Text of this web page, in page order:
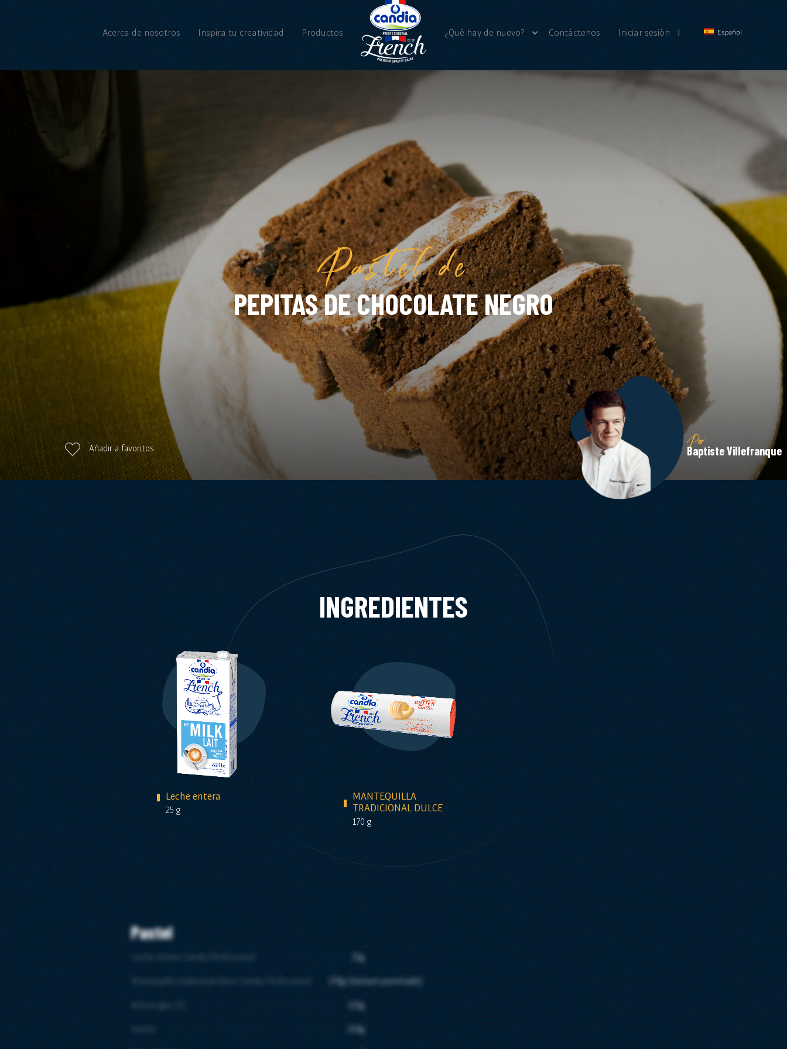
Acerca de nosotros Inspira tu creatividad Productos ¿Qué hay de nuevo?
Noticias
Vídeos
Contáctenos Iniciar sesión Español
Pastel de
PEPITAS DE CHOCOLATE NEGRO
Añadir a favoritos Por
Baptiste Villefranque
INGREDIENTES
Leche entera
25 g
MANTEQUILLA
TRADICIONAL DULCE
170 g
Pastel
Leche entera Candia Professional
25g
Mantequilla tradicional dulce Candia Professional
170g (texture pommade)
Azúcar glas (1)
125g
Harina
210g